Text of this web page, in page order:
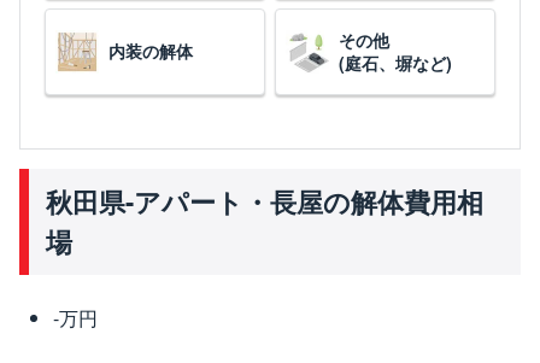
内装の解体
その他
(庭石、塀など)
秋田県-アパート・長屋の解体費用相
場
-万円